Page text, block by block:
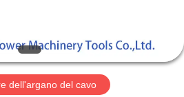
dell'argano del cavo